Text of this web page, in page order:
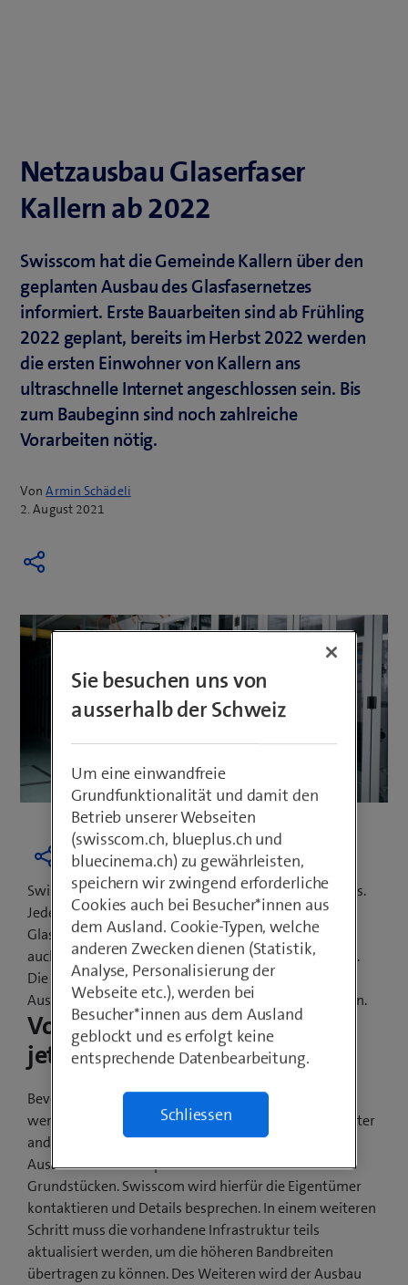
Netzausbau Glaserfaser
Kallern ab 2022
Swisscom hat die Gemeinde Kallern über den
geplanten Ausbau des Glasfasernetzes
informiert. Erste Bauarbeiten sind ab Frühling
2022 geplant, bereits im Herbst 2022 werden
die ersten Einwohner von Kallern ans
ultraschnelle Internet angeschlossen sein. Bis
zum Baubeginn sind noch zahlreiche
Vorarbeiten nötig.
VonArmin Schädeli
2. August 2021
Swisscom baut ihre Breitbandnetze kontinuierlich aus.
Jede Schweizer Gemeinde wird mit
Glasfasertechnologien ausgebaut. Davon profitieren
auch die Einwohnerinnen und Einwohner von Kallern.
Die Gemeindevertretung und Swisscom haben den
Ausbau sowie den Baubeginn gemeinsam besprochen.
Vorarbeiten beginnen bereits
jetzt
Bevor ab Frühling 2022 die Glasfaserkabel verlegt
werden, sind noch Vorarbeiten nötig. Dazu gehört unter
anderem das Einholen der Bewilligung für die
Ausbauarbeiten auf privaten wie auch öffentlichen
Grundstücken. Swisscom wird hierfür die Eigentümer
kontaktieren und Details besprechen. In einem weiteren
Schritt muss die vorhandene Infrastruktur teils
aktualisiert werden, um die höheren Bandbreiten
übertragen zu können. Des Weiteren wird der Ausbau
Sie besuchen uns von
ausserhalb der Schweiz
Um eine einwandfreie
Grundfunktionalität und damit den
Betrieb unserer Webseiten
(swisscom.ch, blueplus.ch und
bluecinema.ch) zu gewährleisten,
speichern wir zwingend erforderliche
Cookies auch bei Besucher*innen aus
dem Ausland. Cookie-Typen, welche
anderen Zwecken dienen (Statistik,
Analyse, Personalisierung der
Webseite etc.), werden bei
Besucher*innen aus dem Ausland
geblockt und es erfolgt keine
entsprechende Datenbearbeitung.
Schliessen